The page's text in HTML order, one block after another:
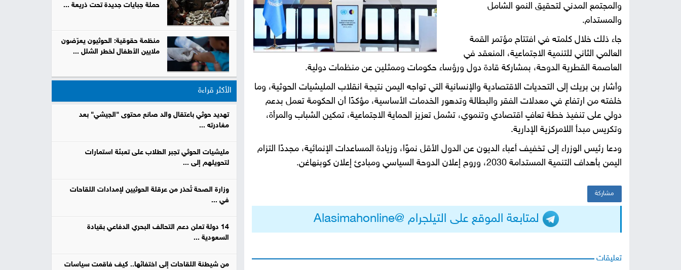
والمجتمع المدني لتحقيق النمو الشامل
والمستدام.
جاء ذلك خلال كلمته في افتتاح مؤتمر القمة
العالمي الثاني للتنمية الاجتماعية، المنعقد في
العاصمة القطرية الدوحة، بمشاركة قادة دول ورؤساء حكومات وممثلين عن منظمات دولية.
وأشار بن بريك إلى التحديات الاقتصادية والإنسانية التي تواجه اليمن نتيجة انقلاب المليشيات الحوثية، وما
خلفته من ارتفاع في معدلات الفقر والبطالة وتدهور الخدمات الأساسية، مؤكدًا أن الحكومة تعمل بدعم
دولي على تنفيذ خطة تعافٍ اقتصادي وتنموي، تشمل تعزيز الحماية الاجتماعية، تمكين الشباب والمرأة،
وتكريس مبدأ اللامركزية الإدارية.
ودعا رئيس الوزراء إلى تخفيف أعباء الديون عن الدول الأقل نموًا، وزيادة المساعدات الإنمائية، مجددًا التزام
اليمن بأهداف التنمية المستدامة 2030، وروح إعلان الدوحة السياسي ومبادئ إعلان كوبنهاغن.
مشاركة
لمتابعة الموقع على التيلجرام @Alasimahonline
تعليقات
حملة جبايات جديدة تحت ذريعة ...
منظمة حقوقية: الحوثيون يعرّضون
ملايين الأطفال لخطر الشلل ...
الأكثر قراءة
تهديد حوثي باعتقال والد صانع محتوى "الجيشي" بعد
مغادرته ...
مليشيات الحوثي تجبر الطلاب على تعبئة استمارات
لتحويلهم إلى ...
وزارة الصحة تُحذر من عرقلة الحوثيين لإمدادات اللقاحات
في ...
14 دولة تعلن دعم التحالف البحري الدفاعي بقيادة
السعودية ...
من شيطنة اللقاحات إلى اختفائها.. كيف فاقمت سياسات